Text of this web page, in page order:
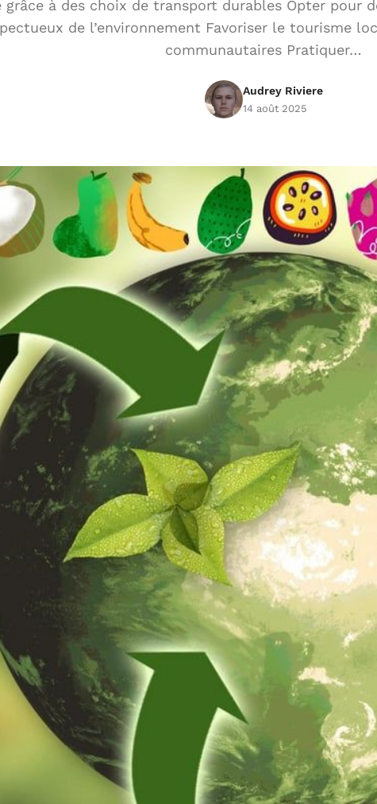
grâce à des choix de transport durables Opter pour
de l’environnement Favoriser le tourisme
communautaires Pratiquer…
Audrey Riviere
14 août 2025